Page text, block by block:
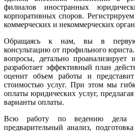
филиалов иностранных
корпоративных споров.
коммерческих и некоммерческих
Обращаясь к нам, вы в первую
консультацию от профильного
вопросы, детально проанализирует
разработает эффективный план
оценит объем работы и
стоимостью услуг. При этом мы
оплаты юридических услуг,
варианты оплаты.
Всю работу по ведению дела
предварительный анализ,